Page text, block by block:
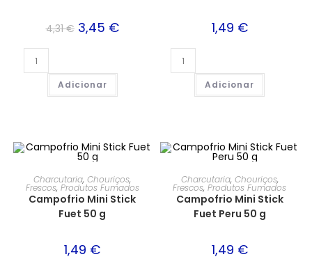
4,31€ 3,45 €
Adicionar
1,49 €
Adicionar
Charcutaria,Chouriços,
Frescos, Produtos Fumados
Campofrio Mini Stick
Fuet 50 g
1,49 €
Charcutaria, Chouriços,
Frescos,Produtos Fumados
Campofrio Mini Stick
Fuet Peru 50 g
1,49 €